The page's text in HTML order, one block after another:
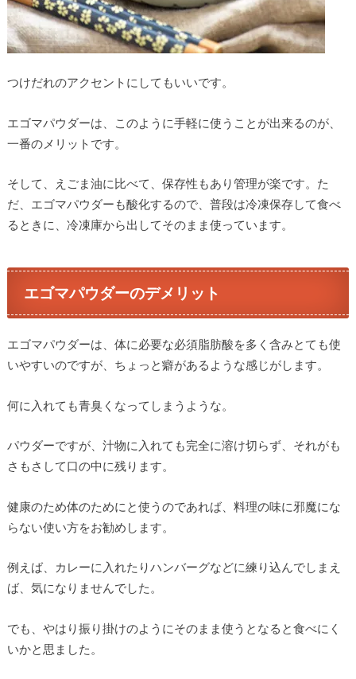
つけだれのアクセントにしてもいいです。
エゴマパウダーは、このように手軽に使うことが出来るのが、
一番のメリットです。
そして、えごま油に比べて、保存性もあり管理が楽です。た
だ、エゴマパウダーも酸化するので、普段は冷凍保存して食べ
るときに、冷凍庫から出してそのまま使っています。
エゴマパウダーのデメリット
エゴマパウダーは、体に必要な必須脂肪酸を多く含みとても使
いやすいのですが、ちょっと癖があるような感じがします。
何に入れても青臭くなってしまうような。
パウダーですが、汁物に入れても完全に溶け切らず、それがも
さもさして口の中に残ります。
健康のため体のためにと使うのであれば、料理の味に邪魔にな
らない使い方をお勧めします。
例えば、カレーに入れたりハンバーグなどに練り込んでしまえ
ば、気になりませんでした。
でも、やはり振り掛けのようにそのまま使うとなると食べにく
いかと思ました。